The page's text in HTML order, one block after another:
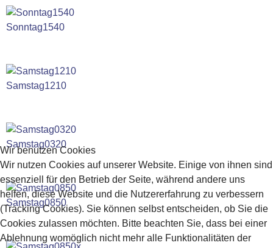
Sonntag1540
Samstag1210
Samstag0320
Samstag0850
Wir benutzen Cookies
Wir nutzen Cookies auf unserer Website. Einige von ihnen sind
essenziell für den Betrieb der Seite, während andere uns
helfen, diese Website und die Nutzererfahrung zu verbessern
(Tracking Cookies). Sie können selbst entscheiden, ob Sie die
Cookies zulassen möchten. Bitte beachten Sie, dass bei einer
Ablehnung womöglich nicht mehr alle Funktionalitäten der